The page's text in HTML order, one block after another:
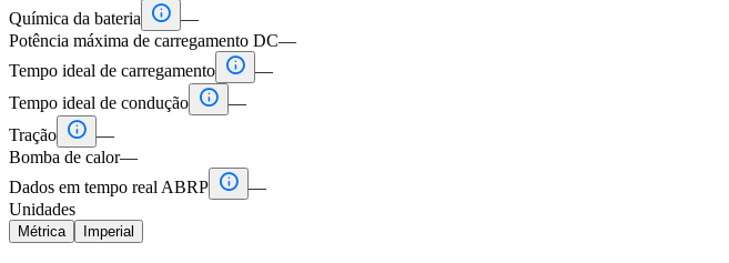
Química da bateria
 —
Potência máxima de carregamento DC—
Tempo ideal de carregamento  —
Tempo ideal de condução  —
Tração  —
Bomba de calor—
Dados em tempo real ABRP  —
Unidades
Métrica Imperial